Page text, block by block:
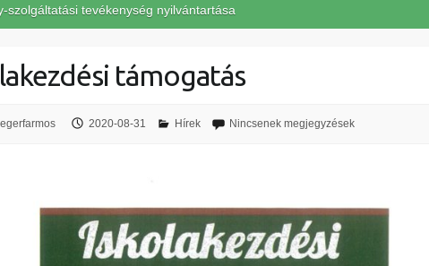
szolgáltatási tevékenység nyilvántartása
támogatás
2020-08-31 Hírek Nincsenek megjegyzések